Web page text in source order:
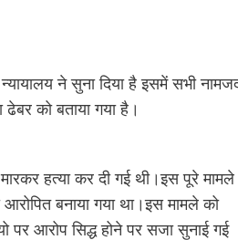
ने सुना दिया है इसमें सभी
को बताया गया है।
मारकर हत्या कर दी गई थी।इस पूरे मामले
बनाया गया था।इस मामले को
पर आरोप सिद्ध होने पर सजा सुनाई गई